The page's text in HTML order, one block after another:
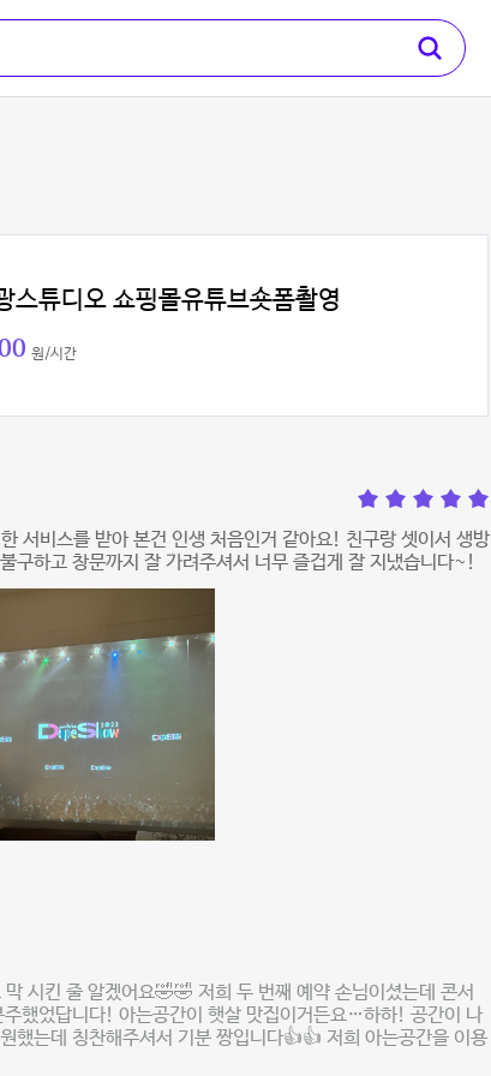
스튜디오 쇼핑몰유튜브숏폼촬영
원/시간
서비스를 받아 본건 인생 처음인거 같아요! 친구랑 셋이서 생방
구하고 창문까지 잘 가려주셔서 너무 즐겁게 잘 지냈습니다~!
시킨 줄 알겠어요🤣🤣 저희 두 번째 예약 손님이셨는데 콘서
했었답니다! 아는공간이 햇살 맛집이거든요…하하! 공간이 나
했는데 칭찬해주셔서 기분 짱입니다👍👍 저희 아는공간을 이용